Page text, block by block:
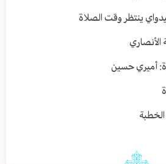
ينتظر وقت الصلاة
أميري حسين